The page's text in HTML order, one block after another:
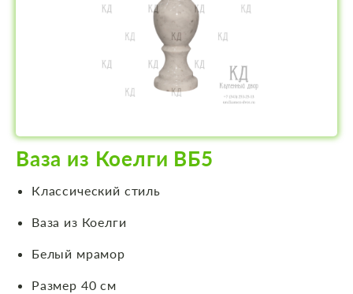
Ваза из Коелги ВБ5
Классический стиль
Ваза из Коелги
Белый мрамор
Размер 40 см